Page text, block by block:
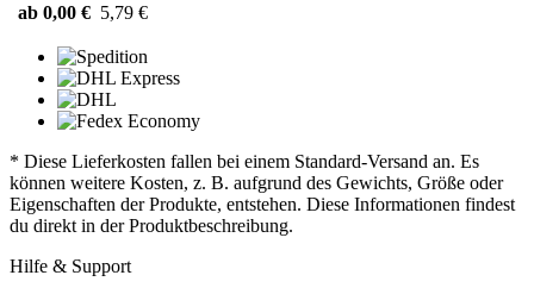
ab 0,00 € 5,79 €
* Diese Lieferkosten fallen bei einem Standard-Versand an. Es
können weitere Kosten, z. B. aufgrund des Gewichts, Größe oder
Eigenschaften der Produkte, entstehen. Diese Informationen findest
du direkt in der Produktbeschreibung.
Hilfe & Support